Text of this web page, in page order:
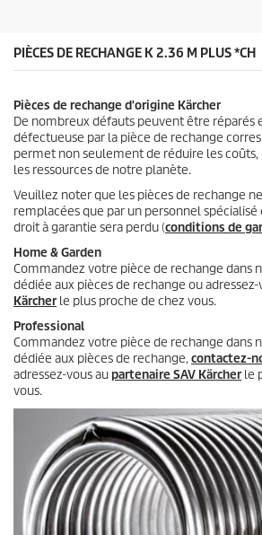
PIÈCES DE RECHANGE K 2.36 M PLUS *CH
Pièces de rechange d'origine Kärcher
De nombreux défauts peuvent être réparés
défectueuse par la pièce de rechange
permet non seulement de réduire les coûts,
les ressources de notre planète.
Veuillez noter que les pièces de rechange
remplacées que par un personnel
droit à garantie sera perdu (conditions de
Home & Garden
Commandez votre pièce de rechange dans
dédiée aux pièces de rechange ou adressez-
Kärcherle plus proche de chez vous.
Professional
Commandez votre pièce de rechange dans
dédiée aux pièces de rechange,contactez-
adressez-vous aupartenaire SAV Kärcherle
vous.